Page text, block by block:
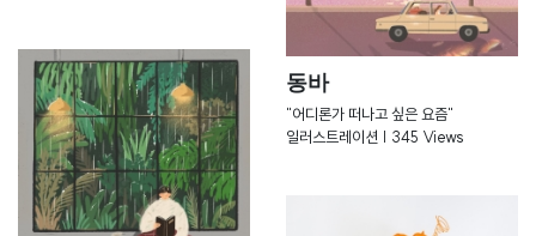
동바
"어디론가 떠나고 싶은 요즘"
일러스트레이션 | 345 Views